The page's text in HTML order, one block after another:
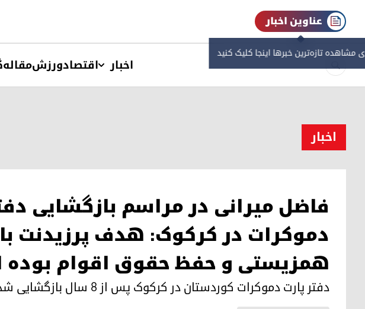
عناوین اخبار
مشاهده‌ تازه‌ترین خبرها اینجا کلیک کنید
اخبار اقتصادورزشمقاله
اخبار
فاضل میرانی در مراسم بازگشایی
دموکرات در کرکوک: هدف پرزیدنت
همزیستی و حفظ حقوق اقوام
دفتر پارت دموکرات کوردستان در کرکوک پس از ٨ سال بازگشایی شد